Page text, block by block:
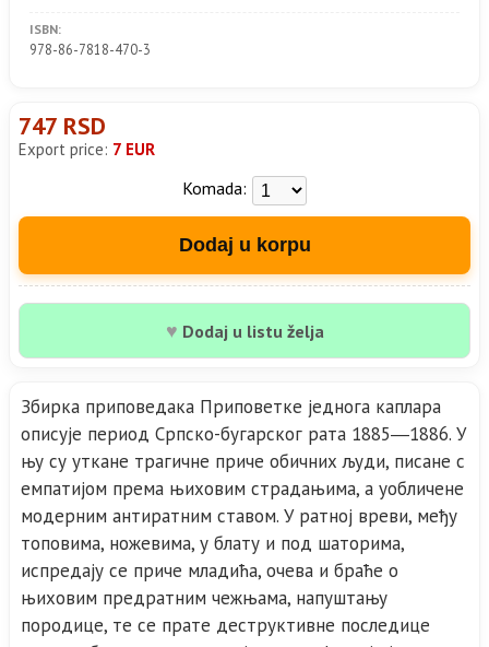
ISBN:
978-86-7818-470-3
747 RSD
Export price: 7 EUR
Komada:
Dodaj u korpu
♥ Dodaj u listu želja
Збирка приповедака Приповетке једнога каплара
описује период Српско-бугарског рата 1885―1886. У
њу су уткане трагичне приче обичних људи, писане с
емпатијом према њиховим страдањима, а уобличене
модерним антиратним ставом. У ратној вреви, међу
топовима, ножевима, у блату и под шаторима,
испредају се приче младића, очева и браће о
њиховим предратним чежњама, напуштању
породице, те се прате деструктивне последице